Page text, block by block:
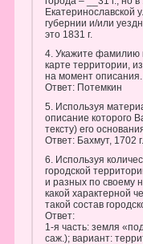
Екатеринославской
губернии и/или
это 1831 г.
4. Укажите фамилию
карте территории,
на момент описания.
Ответ: Потемкин
5. Используя
описание которого
тексту) его
Ответ: Бахмут, 1702 г.
6. Используя
городской
и разных по своему
какой характерной
такой состав
Ответ:
1-я часть: земля
саж.); вариант: